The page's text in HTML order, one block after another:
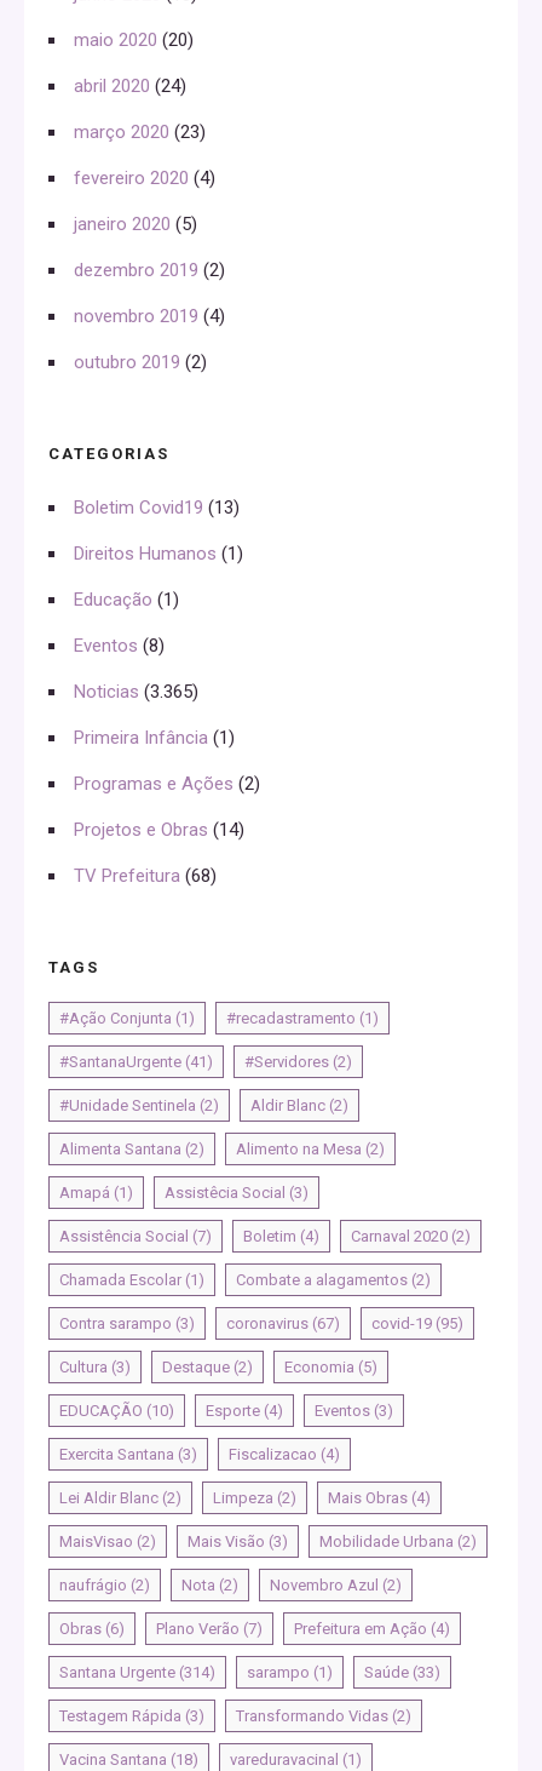
maio 2020 (20)
abril 2020 (24)
março 2020 (23)
fevereiro 2020 (4)
janeiro 2020 (5)
dezembro 2019 (2)
novembro 2019 (4)
outubro 2019 (2)
CATEGORIAS
Boletim Covid19 (13)
Direitos Humanos (1)
Educação (1)
Eventos (8)
Noticias (3.365)
Primeira Infância (1)
Programas e Ações (2)
Projetos e Obras (14)
TV Prefeitura (68)
TAGS
#Ação Conjunta (1) #recadastramento (1)
#SantanaUrgente (41) #Servidores (2)
#Unidade Sentinela (2) Aldir Blanc (2)
Alimenta Santana (2) Alimento na Mesa (2)
Amapá (1) Assistêcia Social (3)
Assistência Social (7) Boletim (4) Carnaval 2020 (2)
Chamada Escolar (1) Combate a alagamentos (2)
Contra sarampo (3) coronavirus (67) covid-19 (95)
Cultura (3) Destaque (2) Economia (5)
EDUCAÇÃO (10) Esporte (4) Eventos (3)
Exercita Santana (3) Fiscalizacao (4)
Lei Aldir Blanc (2) Limpeza (2) Mais Obras (4)
MaisVisao (2) Mais Visão (3) Mobilidade Urbana (2)
naufrágio (2) Nota (2) Novembro Azul (2)
Obras (6) Plano Verão (7) Prefeitura em Ação (4)
Santana Urgente (314) sarampo (1) Saúde (33)
Testagem Rápida (3) Transformando Vidas (2)
Vacina Santana (18) vareduravacinal (1)